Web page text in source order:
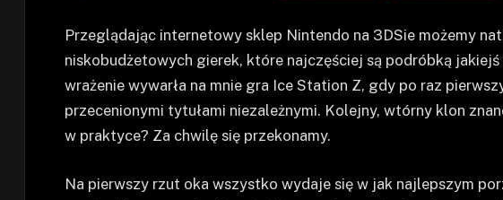
Przeglądając internetowy sklep Nintendo na 3DSie możemy
niskobudżetowych gierek, które najczęściej są podróbką jakiejś
wrażenie wywarła na mnie gra Ice Station Z, gdy po raz
przecenionymi tytułami niezależnymi. Kolejny, wtórny klon
w praktyce? Za chwilę się przekonamy.
Na pierwszy rzut oka wszystko wydaje się w jak najlepszym